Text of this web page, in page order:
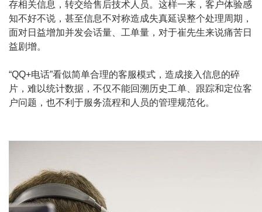
存相关信息，转交给售后技术人员。这样一来，客户体验感
知不好不说，甚至信息不对称造成失真延误整个处理周期，
面对日益增加并发会话量、工单量，对于崔先生来说痛苦日
益剧增。
“QQ+电话”看似简单合理的客服模式，造成接入信息的碎
片，难以统计数据，不仅不能回溯历史工单、跟踪和定位客
户问题，也不利于服务流程和人员的管理规范化。